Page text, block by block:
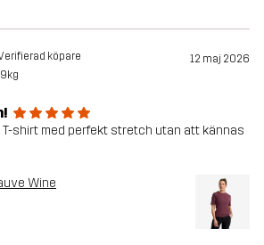
köpare 12 maj 2026
shirt med perfekt stretch utan att kännas
Wine